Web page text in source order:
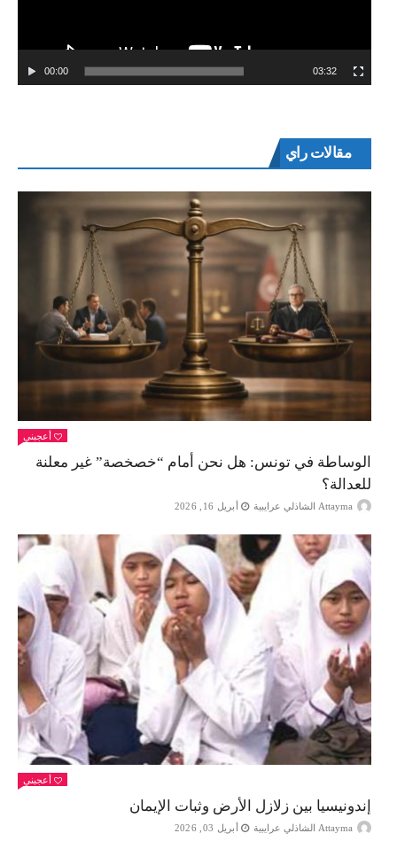
00:00 03:32
مقالات راي
أعجبني
الوساطة في تونس: هل نحن أمام “خصخصة” غير معلنة
للعدالة؟
Attayma الشاذلي عرايبية أبريل 16, 2026
أعجبني
إندونيسيا بين زلازل الأرض وثبات الإيمان
Attayma الشاذلي عرايبية أبريل 03, 2026